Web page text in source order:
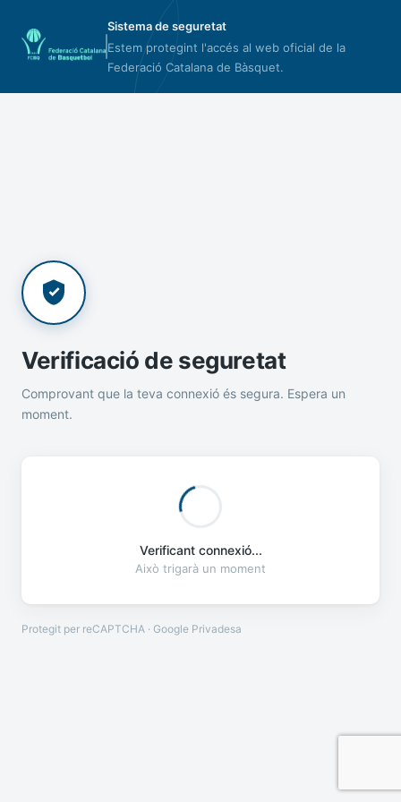
Sistema de seguretat
Estem protegint l'accés al web oficial de la
Federació Catalana de Bàsquet.
Verificació de seguretat
Comprovant que la teva connexió és segura. Espera un
moment.
Verificant connexió...
Això trigarà un moment
Protegit per reCAPTCHA · Google Privadesa